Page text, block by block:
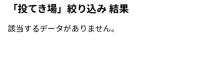
「投てき場」絞り込み 結果
該当するデータがありません。